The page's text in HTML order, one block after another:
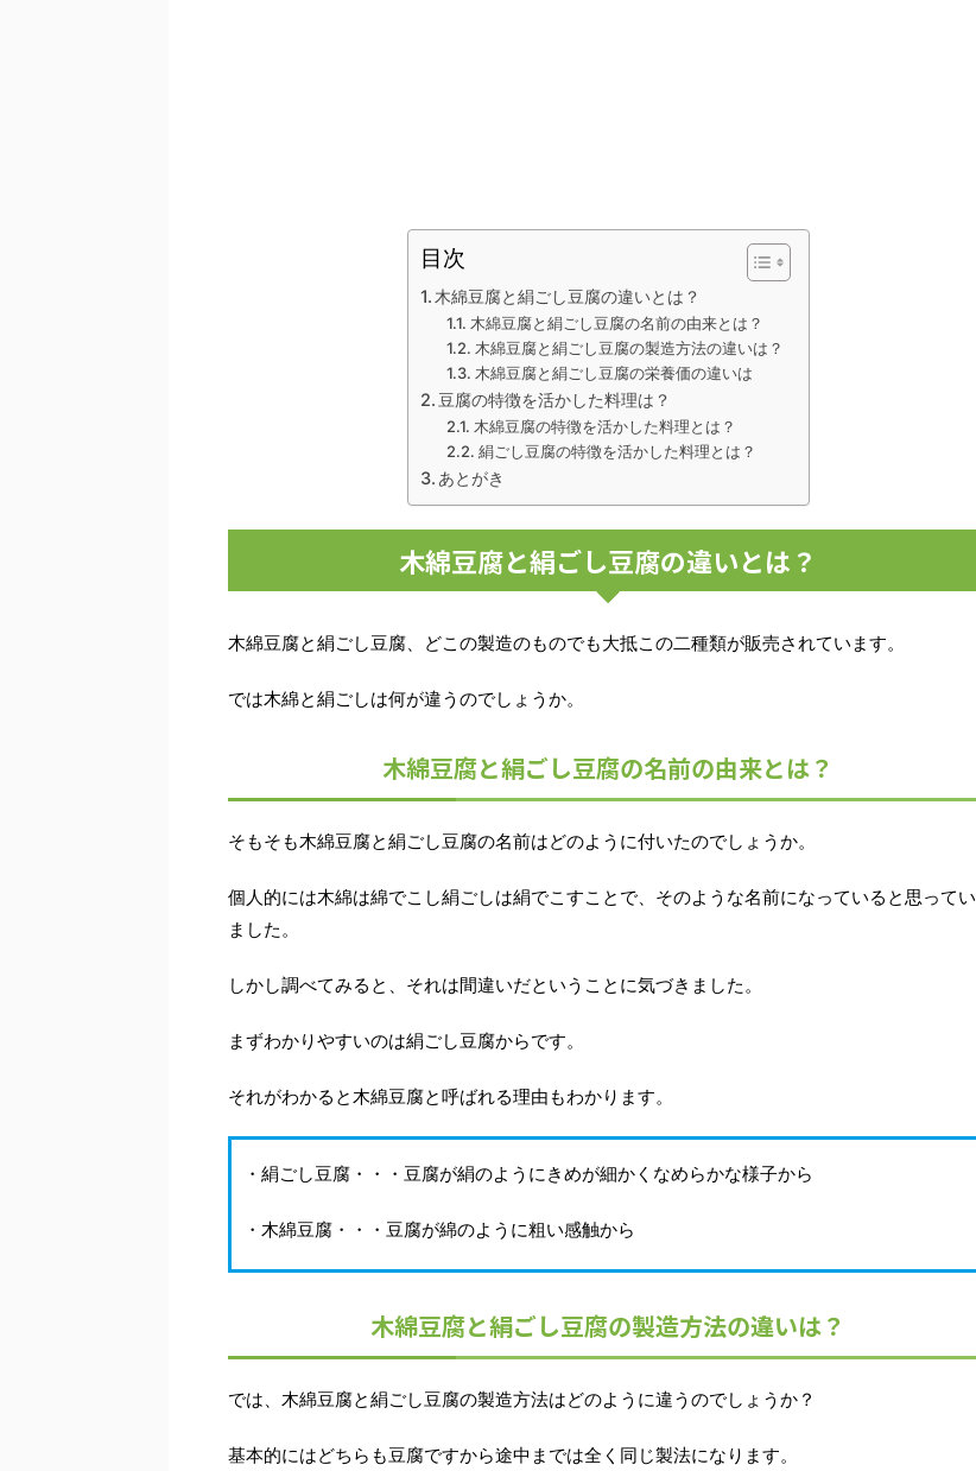
目次
木綿豆腐と絹ごし豆腐の違いとは？
木綿豆腐と絹ごし豆腐の名前の由来とは？
木綿豆腐と絹ごし豆腐の製造方法の違いは？
木綿豆腐と絹ごし豆腐の栄養価の違いは
豆腐の特徴を活かした料理は？
木綿豆腐の特徴を活かした料理とは？
絹ごし豆腐の特徴を活かした料理とは？
あとがき
木綿豆腐と絹ごし豆腐の違いとは？
木綿豆腐と絹ごし豆腐、どこの製造のものでも大抵この二種類が販売されています。
では木綿と絹ごしは何が違うのでしょうか。
木綿豆腐と絹ごし豆腐の名前の由来とは？
そもそも木綿豆腐と絹ごし豆腐の名前はどのように付いたのでしょうか。
個人的には木綿は綿でこし絹ごしは絹でこすことで、そのような名前になっていると思ってい
ました。
しかし調べてみると、それは間違いだということに気づきました。
まずわかりやすいのは絹ごし豆腐からです。
それがわかると木綿豆腐と呼ばれる理由もわかります。
・絹ごし豆腐・・・豆腐が絹のようにきめが細かくなめらかな様子から
・木綿豆腐・・・豆腐が綿のように粗い感触から
木綿豆腐と絹ごし豆腐の製造方法の違いは？
では、木綿豆腐と絹ごし豆腐の製造方法はどのように違うのでしょうか？
基本的にはどちらも豆腐ですから途中までは全く同じ製法になります。